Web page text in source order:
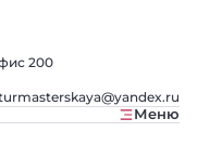
200
Меню